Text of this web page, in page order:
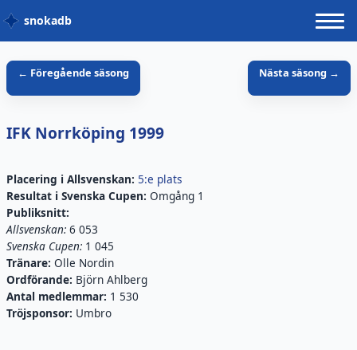
snokadb
← Föregående säsong Nästa säsong →
IFK Norrköping 1999
Placering i Allsvenskan: 5:e plats
Resultat i Svenska Cupen: Omgång 1
Publiksnitt:
Allsvenskan: 6 053
Svenska Cupen: 1 045
Tränare: Olle Nordin
Ordförande: Björn Ahlberg
Antal medlemmar: 1 530
Tröjsponsor: Umbro